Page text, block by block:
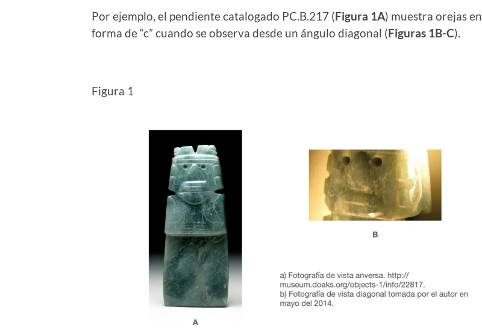
Por ejemplo, el pendiente catalogado PC.B.217 (Figura 1A) muestra orejas en
forma de “c” cuando se observa desde un ángulo diagonal (Figuras 1B-C).
Figura 1